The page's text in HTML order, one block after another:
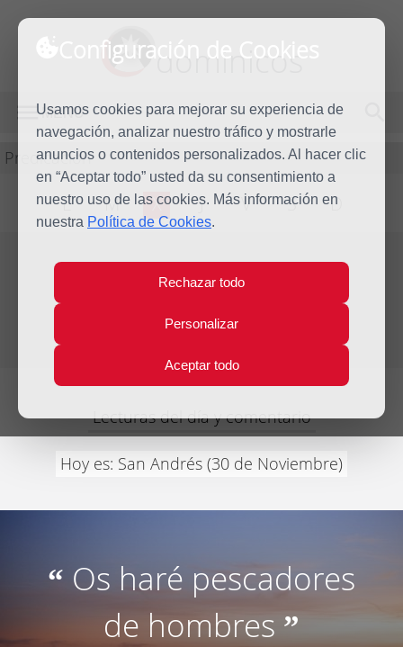
Configuración de Cookies
Usamos cookies para mejorar su experiencia de
navegación, analizar nuestro tráfico y mostrarle
anuncios o contenidos personalizados. Al hacer clic
en “Aceptar todo” usted da su consentimiento a
nuestro uso de las cookies. Más información en
nuestra Política de Cookies.
Rechazar todo
Personalizar
Aceptar todo
dominicos
MENÚ
Predicación
L M X J V S D
Evangelio del día
Lecturas del día y comentario
Hoy es: San Andrés (30 de Noviembre)
“ Os haré pescadores
de hombres ”